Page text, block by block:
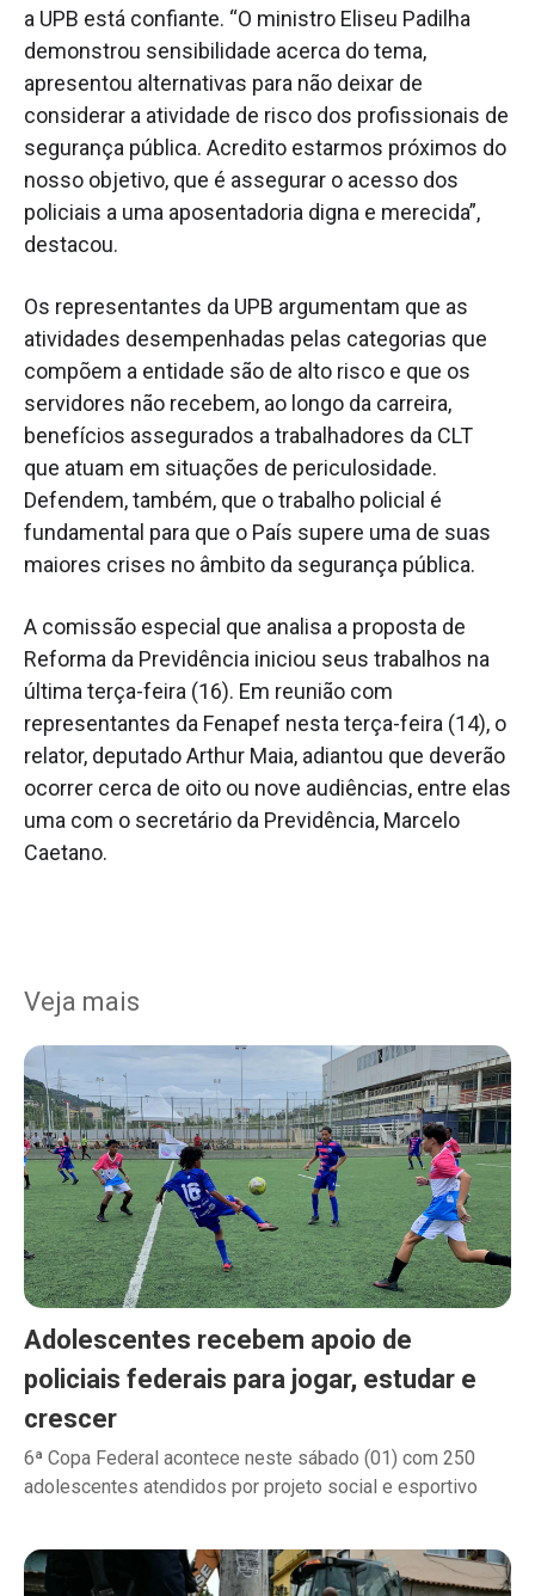
a UPB está confiante. “O ministro Eliseu Padilha
demonstrou sensibilidade acerca do tema,
apresentou alternativas para não deixar de
considerar a atividade de risco dos profissionais de
segurança pública. Acredito estarmos próximos do
nosso objetivo, que é assegurar o acesso dos
policiais a uma aposentadoria digna e merecida”,
destacou.
Os representantes da UPB argumentam que as
atividades desempenhadas pelas categorias que
compõem a entidade são de alto risco e que os
servidores não recebem, ao longo da carreira,
benefícios assegurados a trabalhadores da CLT
que atuam em situações de periculosidade.
Defendem, também, que o trabalho policial é
fundamental para que o País supere uma de suas
maiores crises no âmbito da segurança pública.
A comissão especial que analisa a proposta de
Reforma da Previdência iniciou seus trabalhos na
última terça-feira (16). Em reunião com
representantes da Fenapef nesta terça-feira (14), o
relator, deputado Arthur Maia, adiantou que deverão
ocorrer cerca de oito ou nove audiências, entre elas
uma com o secretário da Previdência, Marcelo
Caetano.
Veja mais
Adolescentes recebem apoio de
policiais federais para jogar, estudar e
crescer
6ª Copa Federal acontece neste sábado (01) com 250
adolescentes atendidos por projeto social e esportivo